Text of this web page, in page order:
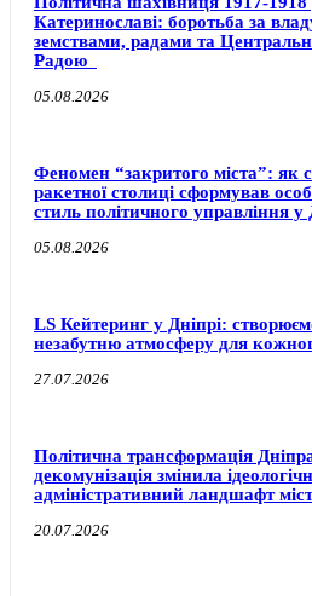
Катеринославі: боротьба за
земствами, радами та
Радою
05.08.2026
Феномен “закритого міста”: як
ракетної столиці сформував
стиль політичного управління у
05.08.2026
LS Кейтеринг у Дніпрі:
незабутню атмосферу для
27.07.2026
Політична трансформація
декомунізація змінила
адміністративний ландшафт
20.07.2026